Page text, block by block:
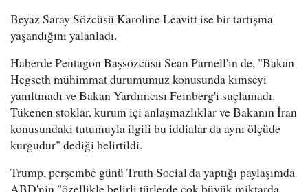
Beyaz Saray Sözcüsü Karoline Leavitt ise bir tartışma
yaşandığını yalanladı.
Haberde Pentagon Başsözcüsü Sean Parnell'in de, "Bakan
Hegseth mühimmat durumumuz konusunda kimseyi
yanıltmadı ve Bakan Yardımcısı Feinberg'i suçlamadı.
Tükenen stoklar, kurum içi anlaşmazlıklar ve Bakanın İran
konusundaki tutumuyla ilgili bu iddialar da aynı ölçüde
kurgudur" dediği belirtildi.
Trump, perşembe günü Truth Social'da yaptığı paylaşımda
ABD'nin "özellikle belirli türlerde çok büyük miktarda